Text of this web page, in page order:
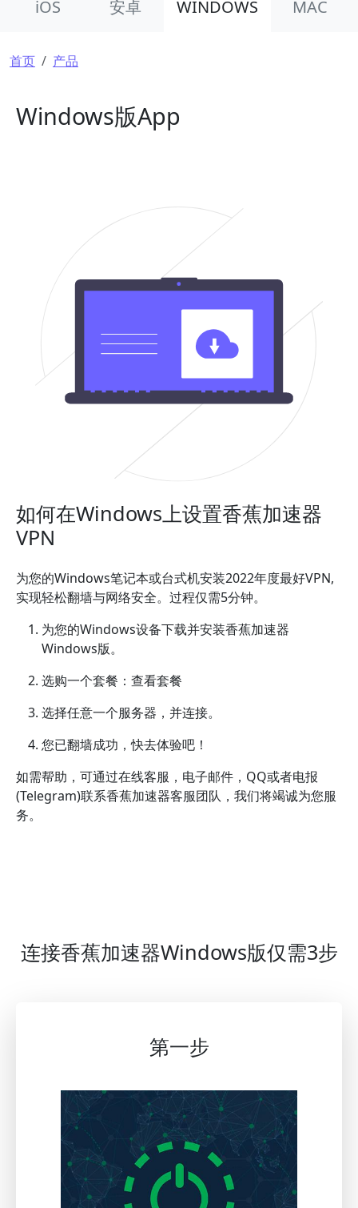
iOS 安卓 WINDOWS MAC
面包屑
首页 产品
Windows版App
如何在Windows上设置香蕉加速器
VPN
为您的Windows笔记本或台式机安装2022年度最好VPN,
实现轻松翻墙与网络安全。过程仅需5分钟。
为您的Windows设备下载并安装香蕉加速器
Windows版。
选购一个套餐：查看套餐
选择任意一个服务器，并连接。
您已翻墙成功，快去体验吧！
如需帮助，可通过在线客服，电子邮件，QQ或者电报
(Telegram)联系香蕉加速器客服团队，我们将竭诚为您服
务。
连接香蕉加速器Windows版仅需3步
第一步